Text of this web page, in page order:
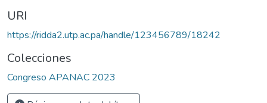
URI
https://ridda2.utp.ac.pa/handle/123456789/18242
Colecciones
Congreso APANAC 2023